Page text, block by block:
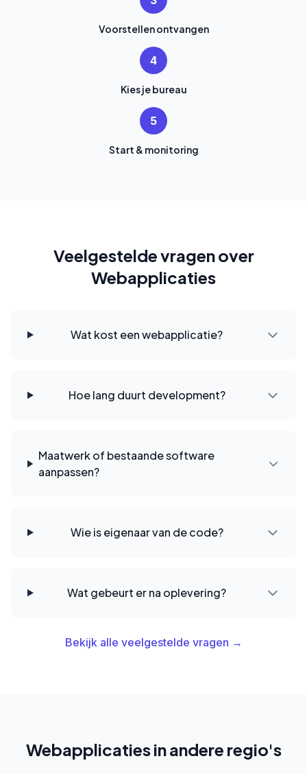
Voorstellen ontvangen
4
Kies je bureau
5
Start & monitoring
Veelgestelde vragen over
Webapplicaties
Wat kost een webapplicatie?
Hoe lang duurt development?
Maatwerk of bestaande software
aanpassen?
Wie is eigenaar van de code?
Wat gebeurt er na oplevering?
Bekijk alle veelgestelde vragen →
Webapplicaties in andere regio's